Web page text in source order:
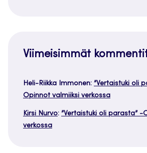
Viimeisimmät
Heli-Riikka Immonen: ”Vertaistuki oli
Opinnot valmiiksi verkossa
Kirsi Nurvo: ”Vertaistuki oli parasta” -
verkossa